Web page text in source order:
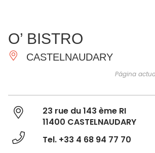
IMPRESCINDIBLES
O’ BISTRO
CASTELNAUDARY
Página
23 rue du 143 ème RI
11400 CASTELNAUDARY
Tel. +33 4 68 94 77 70